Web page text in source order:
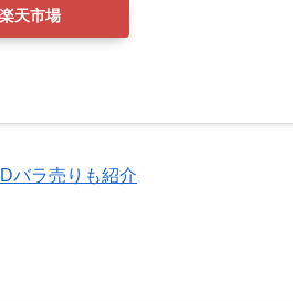
楽天市場
バラ売りも紹介